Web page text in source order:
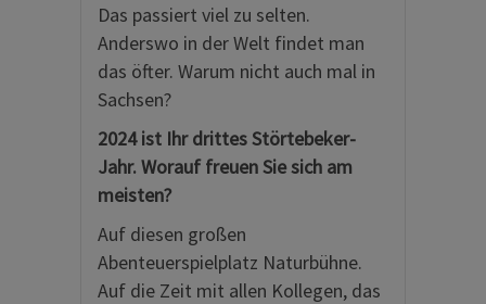
Das passiert viel zu selten.
Anderswo in der Welt findet man
das öfter. Warum nicht auch mal in
Sachsen?
2024 ist Ihr drittes Störtebeker-
Jahr. Worauf freuen Sie sich am
meisten?
Auf diesen großen
Abenteuerspielplatz Naturbühne.
Auf die Zeit mit allen Kollegen, das